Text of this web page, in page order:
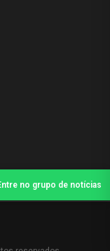
no grupo de notícias